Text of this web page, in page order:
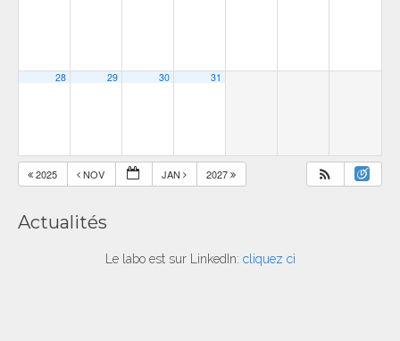
28 29 30 31
2025 NOV JAN 2027
Actualités
Le labo est sur LinkedIn: cliquez ci